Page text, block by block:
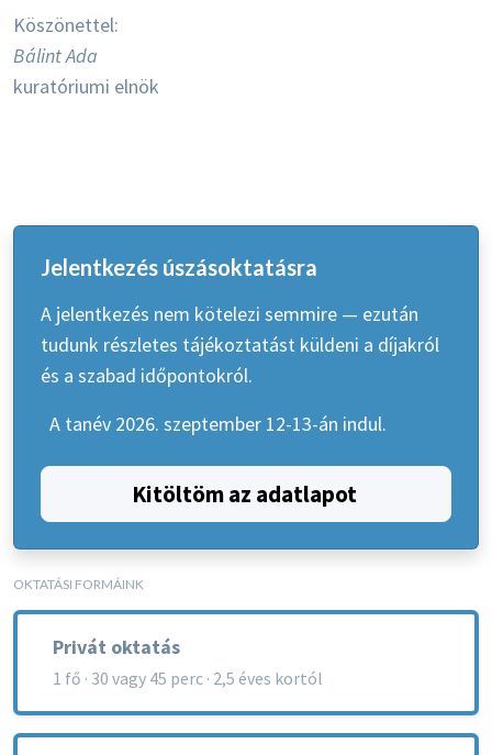
Köszönettel:
Bálint Ada
kuratóriumi elnök
Jelentkezés úszásoktatásra
A jelentkezés nem kötelezi semmire — ezután
tudunk részletes tájékoztatást küldeni a díjakról
és a szabad időpontokról.
A tanév 2026. szeptember 12-13-án indul.
Kitöltöm az adatlapot
OKTATÁSI FORMÁINK
Privát oktatás
1 fő · 30 vagy 45 perc · 2,5 éves kortól